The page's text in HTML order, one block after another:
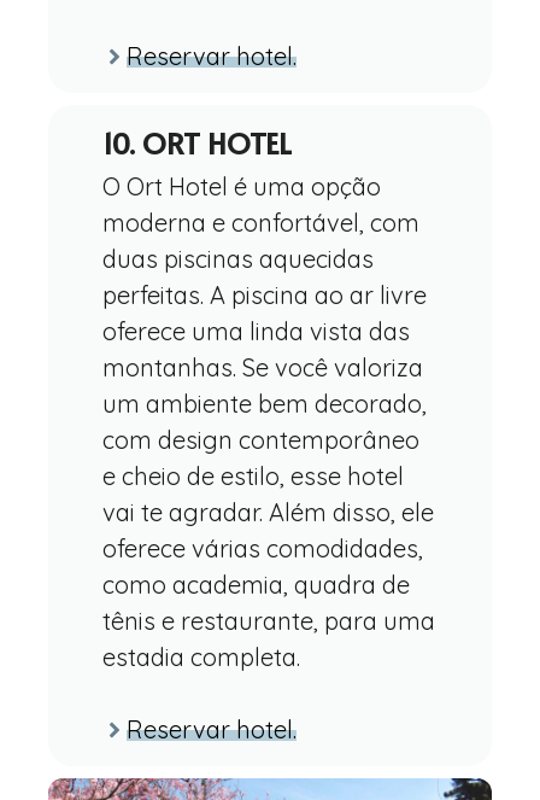
Reservar hotel.
10. ORT HOTEL
O Ort Hotel é uma opção
moderna e confortável, com
duas piscinas aquecidas
perfeitas. A piscina ao ar livre
oferece uma linda vista das
montanhas. Se você valoriza
um ambiente bem decorado,
com design contemporâneo
e cheio de estilo, esse hotel
vai te agradar. Além disso, ele
oferece várias comodidades,
como academia, quadra de
tênis e restaurante, para uma
estadia completa.
Reservar hotel.